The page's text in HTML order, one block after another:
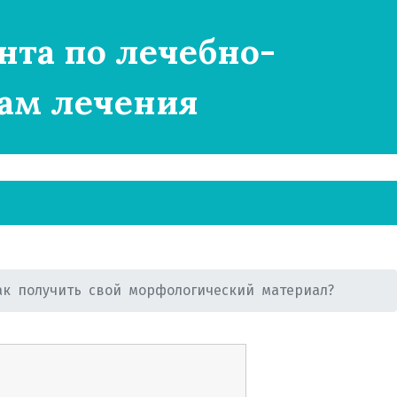
по лечебно-
лечения
получить свой морфологический материал?